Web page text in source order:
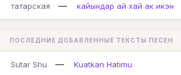
татарская
— кайындар ай хай ак икэн
ПОСЛЕДНИЕ ДОБАВЛЕННЫЕ ТЕКСТЫ ПЕСЕН
Sutar Shu —
Kuatkan Hatimu